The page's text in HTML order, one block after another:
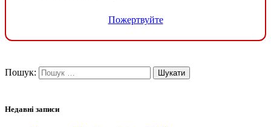
Пожертвуйте
Пошук:
Недавні записи